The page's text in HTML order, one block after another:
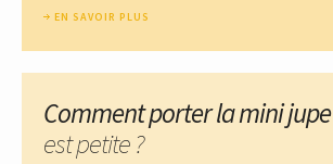
EN SAVOIR PLUS
Comment porter la mini jupe
est petite ?